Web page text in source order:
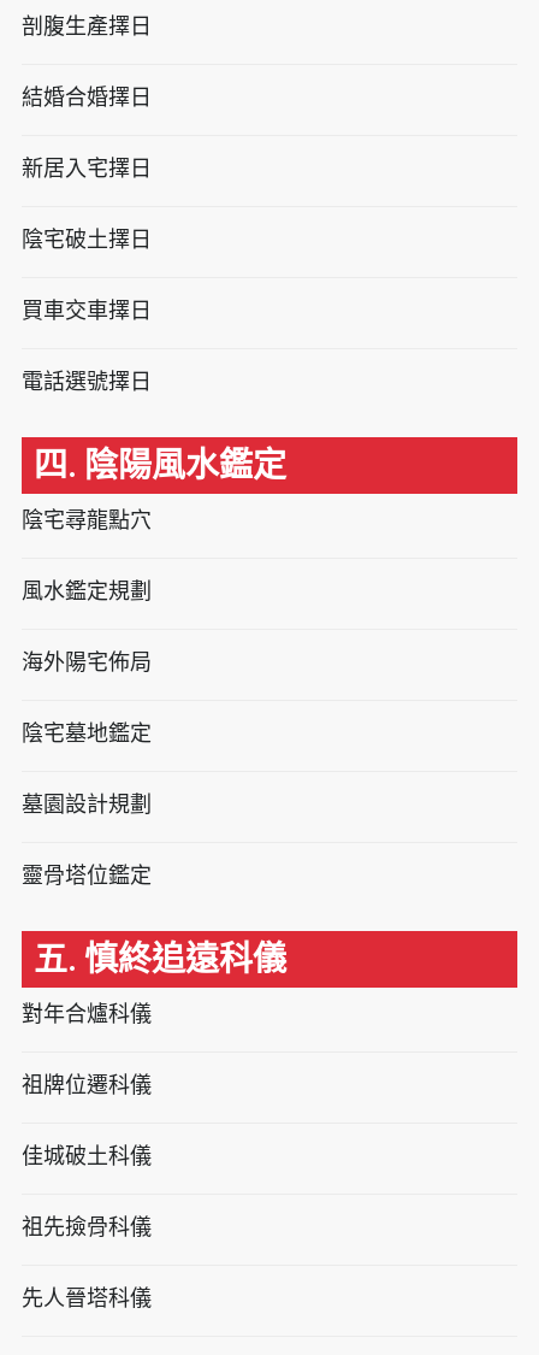
剖腹生產擇日
結婚合婚擇日
新居入宅擇日
陰宅破土擇日
買車交車擇日
電話選號擇日
四. 陰陽風水鑑定
陰宅尋龍點穴
風水鑑定規劃
海外陽宅佈局
陰宅墓地鑑定
墓園設計規劃
靈骨塔位鑑定
五. 慎終追遠科儀
對年合爐科儀
祖牌位遷科儀
佳城破土科儀
祖先撿骨科儀
先人晉塔科儀